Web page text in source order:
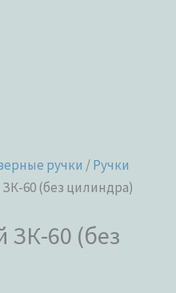
ручки /Ручки
60 (без цилиндра)
ЗК-60 (без